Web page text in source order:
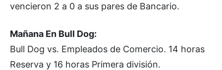
vencieron 2 a 0 a sus pares de Bancario.
Mañana En Bull Dog:
Bull Dog vs. Empleados de Comercio. 14 horas
Reserva y 16 horas Primera división.